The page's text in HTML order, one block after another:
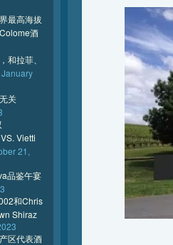
最高海拔
酒
和拉菲、
January
关
Vietti
21,
品鉴午宴
和Chris
Shiraz
区代表酒